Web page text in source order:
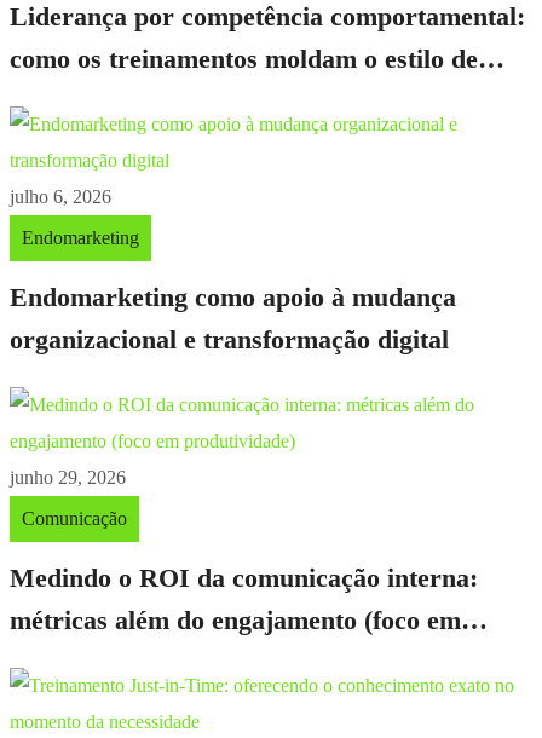
Liderança por competência comportamental:
como os treinamentos moldam o estilo de
gestão
julho 6, 2026
Endomarketing
Endomarketing como apoio à mudança
organizacional e transformação digital
junho 29, 2026
Comunicação
Medindo o ROI da comunicação interna:
métricas além do engajamento (foco em
produtividade)